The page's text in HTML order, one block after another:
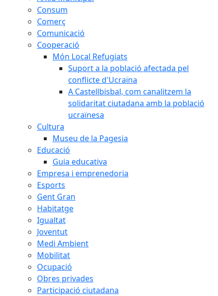
Consum
Comerç
Comunicació
Cooperació
Món Local Refugiats
Suport a la població afectada pel
conflicte d'Ucraïna
A Castellbisbal, com canalitzem la
solidaritat ciutadana amb la població
ucraïnesa
Cultura
Museu de la Pagesia
Educació
Guia educativa
Empresa i emprenedoria
Esports
Gent Gran
Habitatge
Igualtat
Joventut
Medi Ambient
Mobilitat
Ocupació
Obres privades
Participació ciutadana